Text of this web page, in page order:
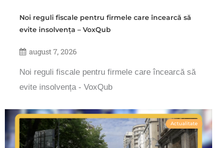
Noi reguli fiscale pentru firmele care încearcă să
evite insolvența – VoxQub
august 7, 2026
Noi reguli fiscale pentru firmele care încearcă să
evite insolvența - VoxQub
Actualitate